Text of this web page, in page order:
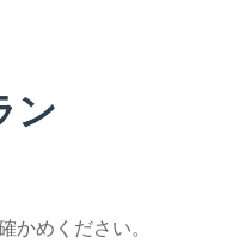
ン
かめください。